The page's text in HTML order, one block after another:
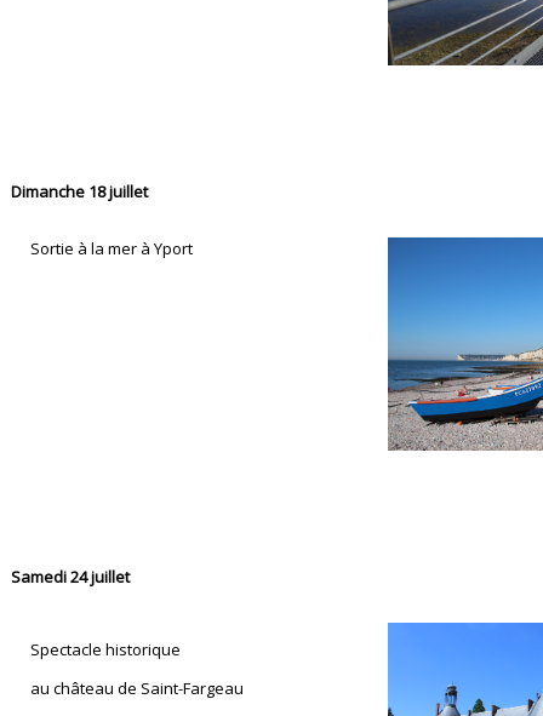
Dimanche 18 juillet
Sortie à la mer à Yport
Samedi 24 juillet
Spectacle historique
au château de Saint-Fargeau